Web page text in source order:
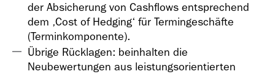
der Absicherung von Cashflows entsprechend
dem ‚Cost of Hedging‘ für Termingeschäfte
(Terminkomponente).
Übrige Rücklagen: beinhalten die
Neubewertungen aus leistungsorientierten